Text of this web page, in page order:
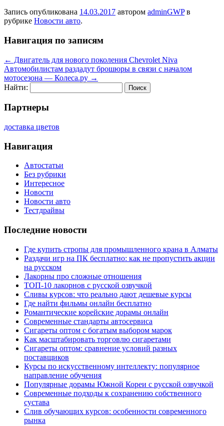
Запись опубликована 14.03.2017 автором adminGWPв
рубрике Новости авто.
Навигация по записям
← Двигатель для нового поколения Chevrolet Niva
Автомобилистам раздадут брошюры в связи с началом
мотосезона — Колеса.ру →
Найти:
Партнеры
доставка цветов
Навигация
Автостатьи
Без рубрики
Интересное
Новости
Новости авто
Тестдрайвы
Последние новости
Где купить стропы для промышленного крана в Алматы
Раздачи игр на ПК бесплатно: как не пропустить акции
на русском
Лакорны про сложные отношения
ТОП-10 лакорнов с русской озвучкой
Сливы курсов: что реально дают дешевые курсы
Где найти фильмы онлайн бесплатно
Романтические корейские дорамы онлайн
Современные стандарты автосервиса
Сигареты оптом с богатым выбором марок
Как масштабировать торговлю сигаретами
Сигареты оптом: сравнение условий разных
поставщиков
Курсы по искусственному интеллекту: популярное
направление обучения
Популярные дорамы Южной Кореи с русской озвучкой
Современные подходы к сохранению собственного
сустава
Слив обучающих курсов: особенности современного
рынка